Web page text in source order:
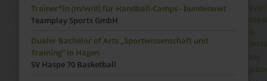
&
My
Trainer*in (m/w/d) für Handball-Camps - bundesweit
Teamplay Sports GmbH
Dualer Bachelor of Arts „Sportwissenschaft und
Training“ in Hagen
SV Haspe 70 Basketball